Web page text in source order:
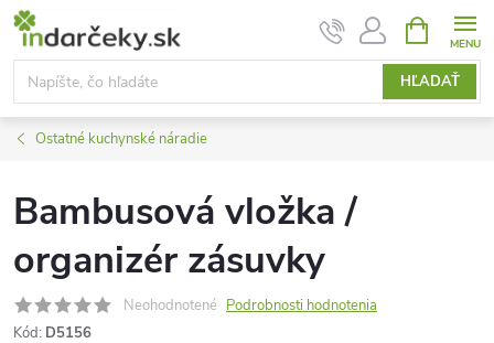
Prejsť
obsah
HĽADAŤ
KOŠÍK
Ostatné kuchynské náradie
Bambusová vložka /
organizér zásuvky
Neohodnotené Podrobnosti hodnotenia
Kód: D5156